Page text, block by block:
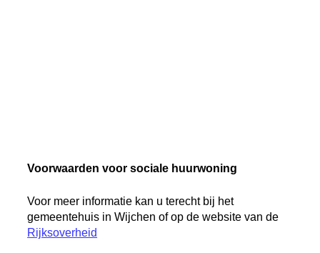
Voorwaarden voor sociale huurwoning
Voor meer informatie kan u terecht bij het
gemeentehuis in Wijchen of op de website van de
Rijksoverheid